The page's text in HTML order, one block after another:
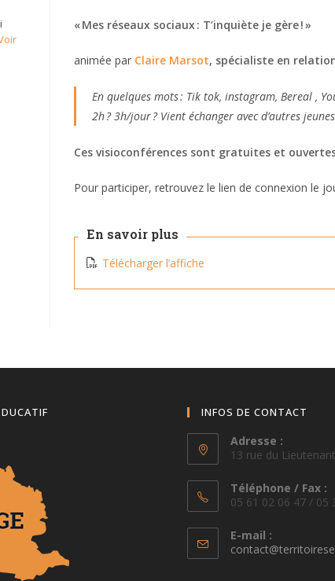
« Mes réseaux sociaux : T’inquiète je gère ! »
animée par Claire Marsot, spécialiste en
En quelques mots : Tik tok, instagram, Bereal ,
2h ? 3h/jour ? Vient échanger avec d’autres
Ces visioconférences sont gratuites et
Pour participer, retrouvez le lien de connexion le
En savoir plus
Télécharger l’affiche
INFOS DE CONTACT
Adresse :
13 rue du
Téléphone / Fax :
05 61 02 06 47 / 05
E-mail :